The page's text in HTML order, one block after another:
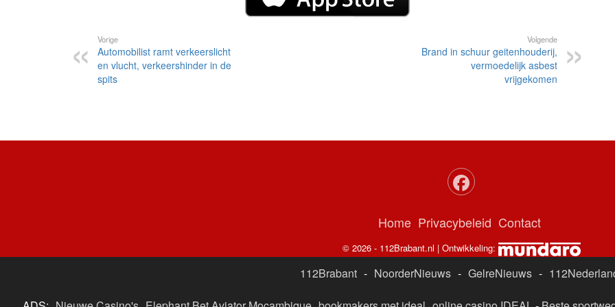
Vorige
Automobilist ramt verkeerslicht
en vlucht, verkeershinder in de
spits
Volgende
Brand in schuur geitenhouderij,
vermoedelijk asbest
vrijgekomen
Home Privacybeleid Contact
© 2026 - 112Brabant.nl | Ontwikkeling:
112Brabant - NoorderNieuws - GelreNieuws -